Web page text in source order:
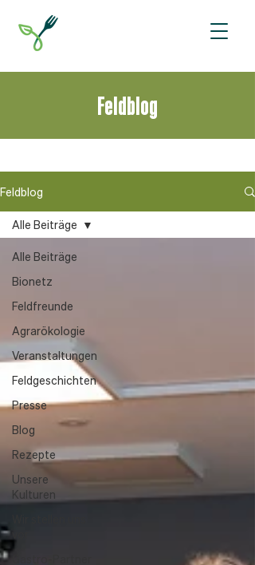
Feldblog
Feldblog
Alle Beiträge
Bionetz
Feldfreunde
Agrarökologie
Veranstaltungen
Feldgeschichten
Presse
Blog
Rezepte
Unsere
Kulturen
Alle Beiträge